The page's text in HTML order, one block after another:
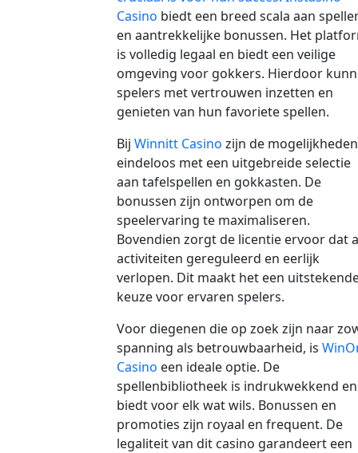
Casino biedt een breed scala aan
en aantrekkelijke bonussen. Het
is volledig legaal en biedt een veilige
omgeving voor gokkers. Hierdoor
spelers met vertrouwen inzetten en
genieten van hun favoriete spellen.
Bij Winnitt Casino zijn de mogelijkheden
eindeloos met een uitgebreide selectie
aan tafelspellen en gokkasten. De
bonussen zijn ontworpen om de
speelervaring te maximaliseren.
Bovendien zorgt de licentie ervoor dat
activiteiten gereguleerd en eerlijk
verlopen. Dit maakt het een
keuze voor ervaren spelers.
Voor diegenen die op zoek zijn naar
spanning als betrouwbaarheid, is
Casino een ideale optie. De
spellenbibliotheek is indrukwekkend en
biedt voor elk wat wils. Bonussen en
promoties zijn royaal en frequent. De
legaliteit van dit casino garandeert een